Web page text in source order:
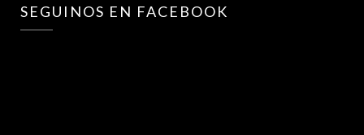
SEGUINOS EN FACEBOOK